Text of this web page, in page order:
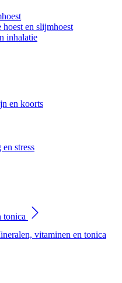
en slijmhoest
inhalatie
en koorts
stress
tonica
vitaminen en tonica